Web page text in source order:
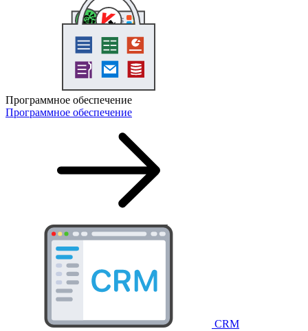
Программное обеспечение
Программное обеспечение
CRM